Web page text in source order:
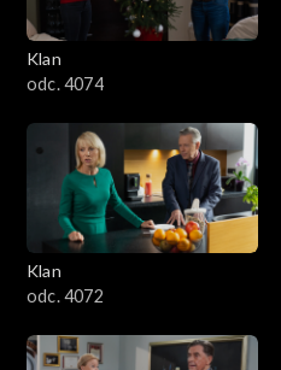
Klan
odc. 4074
Klan
odc. 4072